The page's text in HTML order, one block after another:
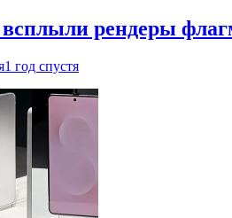
рендеры
1 год спустя